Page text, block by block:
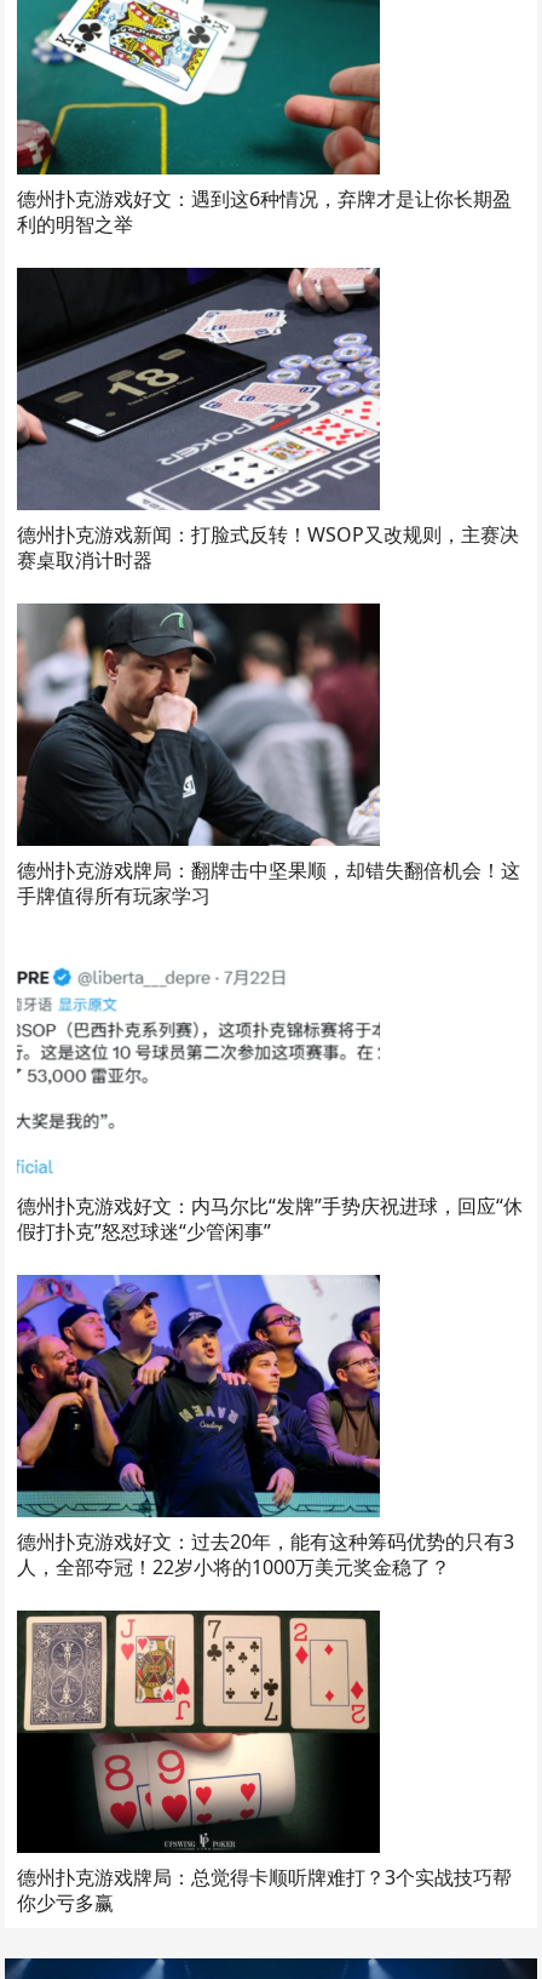
德州扑克游戏好文：遇到这6种情况，弃牌才是让你长期盈
利的明智之举
德州扑克游戏新闻：打脸式反转！WSOP又改规则，主赛决
赛桌取消计时器
德州扑克游戏牌局：翻牌击中坚果顺，却错失翻倍机会！这
手牌值得所有玩家学习
德州扑克游戏好文：内马尔比“发牌”手势庆祝进球，回应“休
假打扑克”怒怼球迷“少管闲事”
德州扑克游戏好文：过去20年，能有这种筹码优势的只有3
人，全部夺冠！22岁小将的1000万美元奖金稳了？
德州扑克游戏牌局：总觉得卡顺听牌难打？3个实战技巧帮
你少亏多赢